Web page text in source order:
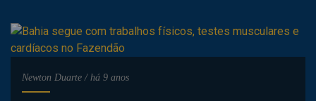
Newton Duarte / há 9 anos